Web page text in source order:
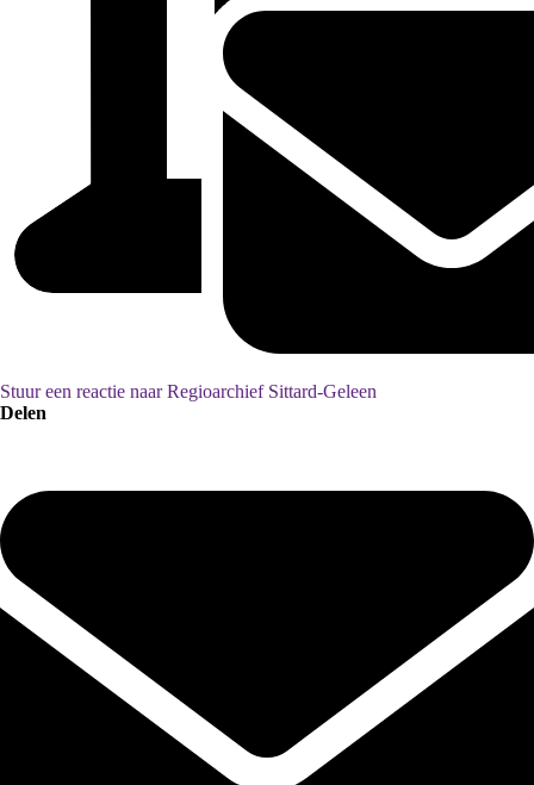
Stuur een reactie naar Regioarchief Sittard-Geleen
Delen